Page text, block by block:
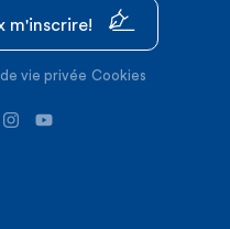
m'inscrire!
vie privée Cookies